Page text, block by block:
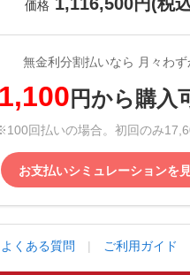
価格
無金利分割払いなら 月々わず
円から購入
回払いの場合。初回のみ
お支払いシミュレーションを
よくある質問 | ご利用ガイド